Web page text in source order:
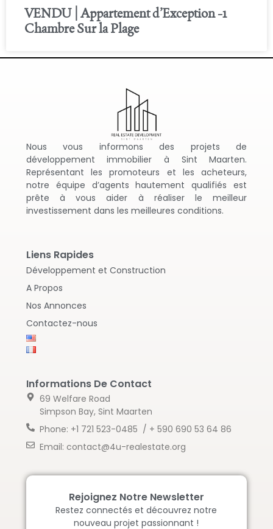
VENDU | Appartement d’Exception -1
Chambre Sur la Plage
Nous vous informons des projets de
développement immobilier à Sint Maarten.
Représentant les promoteurs et les acheteurs,
notre équipe d’agents hautement qualifiés est
prête à vous aider à réaliser le meilleur
investissement dans les meilleures conditions.
Liens Rapides
Développement et Construction
A Propos
Nos Annonces
Contactez-nous
Informations De Contact
69 Welfare Road
Simpson Bay, Sint Maarten
Phone: +1 721 523-0485 / + 590 690 53 64 86
Email: contact@4u-realestate.org
Rejoignez Notre Newsletter
Restez connectés et découvrez notre
nouveau projet passionnant !